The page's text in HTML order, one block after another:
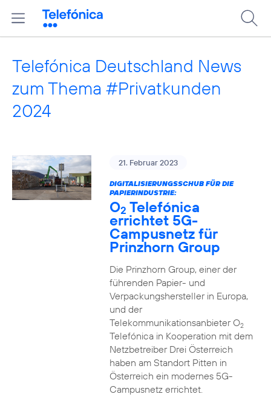
Telefónica Deutschland News
zum Thema #Privatkunden
2024
21. Februar 2023
DIGITALISIERUNGSSCHUB FÜR DIE
PAPIERINDUSTRIE:
O2 Telefónica
errichtet 5G-
Campusnetz für
Prinzhorn Group
Die Prinzhorn Group, einer der
führenden Papier- und
Verpackungshersteller in Europa,
und der
Telekommunikationsanbieter O2
Telefónica in Kooperation mit dem
Netzbetreiber Drei Österreich
haben am Standort Pitten in
Österreich ein modernes 5G-
Campusnetz errichtet.